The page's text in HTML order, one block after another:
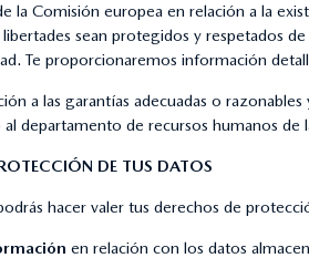
la Comisión europea en relación a la
sean protegidos y respetados
Te proporcionaremos información
a las garantías adecuadas o
departamento de recursos humanos de
DE TUS DATOS
hacer valer tus derechos de
en relación con los datos